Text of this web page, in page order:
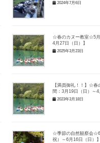
2024年7月6日
☆春のカヌー教室☆5月
4月27日（日）】
2025年3月23日
【満員御礼！！】☆
間：3月19日（日）～4
2023年3月18日
☆季節の自然観察会☆6
祝）～6月16日（日）】